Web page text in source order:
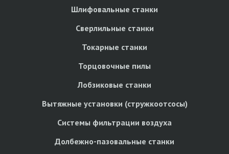
Шлифовальные станки
Сверлильные станки
Токарные станки
Торцовочные пилы
Лобзиковые станки
Вытяжные установки (стружкоотсосы)
Системы фильтрации воздуха
Долбежно-пазовальные станки